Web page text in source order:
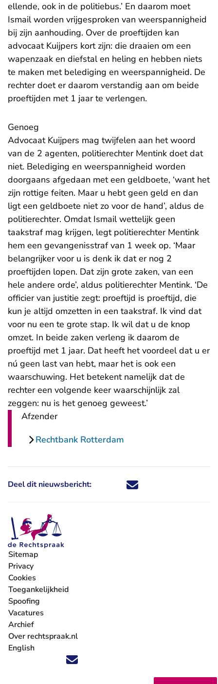
ellende, ook in de politiebus.’ En daarom moet
Ismail worden vrijgesproken van weerspannigheid
bij zijn aanhouding. Over de proeftijden kan
advocaat Kuijpers kort zijn: die draaien om een
wapenzaak en diefstal en heling en hebben niets
te maken met belediging en weerspannigheid. De
rechter doet er daarom verstandig aan om beide
proeftijden met 1 jaar te verlengen.
Genoeg
Advocaat Kuijpers mag twijfelen aan het woord
van de 2 agenten, politierechter Mentink doet dat
niet. Belediging en weerspannigheid worden
doorgaans afgedaan met een geldboete, ‘want het
zijn rottige feiten. Maar u hebt geen geld en dan
ligt een geldboete niet zo voor de hand’, aldus de
politierechter. Omdat Ismail wettelijk geen
taakstraf mag krijgen, legt politierechter Mentink
hem een gevangenisstraf van 1 week op. ‘Maar
belangrijker voor u is denk ik dat er nog 2
proeftijden lopen. Dat zijn grote zaken, van een
hele andere orde’, aldus politierechter Mentink. ‘De
officier van justitie zegt: proeftijd is proeftijd, die
kun je altijd omzetten in een taakstraf. Ik vind dat
voor nu een te grote stap. Ik wil dat u de knop
omzet. In beide zaken verleng ik daarom de
proeftijd met 1 jaar. Dat heeft het voordeel dat u er
nú geen last van hebt, maar het is ook een
waarschuwing. Het betekent namelijk dat de
rechter een volgende keer waarschijnlijk zal
zeggen: nu is het genoeg geweest.’
Afzender
Rechtbank Rotterdam
Deel dit nieuwsbericht: Deel dit nieuwsbericht via X -
Deel dit nieuwsbericht via
Deel dit nieuwsbericht
Deel dit
Volg ons op X (Twitter) - U verlaat Rechtspraak.nl
Volg ons op Facebook - U verlaat Rechtspraak.nl
Volg ons op Instagram - U verlaat Rechtspraak.nl
Volg ons op Youtube - U verlaat Rechtspraak.nl
Volg ons op LinkedIn - U verlaat
'Blijf op de hoogte' nieuwsbrief - U verlaat
Sitemap
Privacy
Cookies
Toegankelijkheid
Spoofing
Vacatures
- U verlaat Rechtspraak.nl
Archief
Over rechtspraak.nl
English